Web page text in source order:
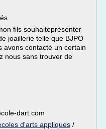
fils souhaiteprésenter
joaillerie telle que BJPO
avons contacté un certain
nous sans trouver de
dart.com
d'arts appliques /